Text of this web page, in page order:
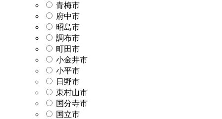
青梅市
府中市
昭島市
調布市
町田市
小金井市
小平市
日野市
東村山市
国分寺市
国立市